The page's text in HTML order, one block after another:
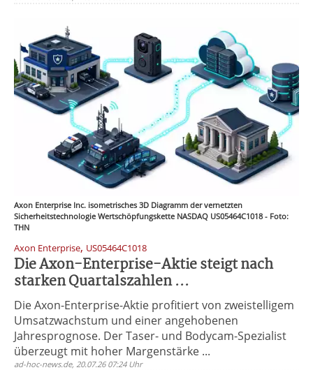
Axon Enterprise Inc. isometrisches 3D Diagramm der vernetzten
Sicherheitstechnologie Wertschöpfungskette NASDAQ US05464C1018 - Foto:
THN
Axon Enterprise, US05464C1018
Die Axon-Enterprise-Aktie steigt nach
starken Quartalszahlen ...
Die Axon-Enterprise-Aktie profitiert von zweistelligem
Umsatzwachstum und einer angehobenen
Jahresprognose. Der Taser- und Bodycam-Spezialist
überzeugt mit hoher Margenstärke ...
ad-hoc-news.de, 20.07.26 07:24 Uhr